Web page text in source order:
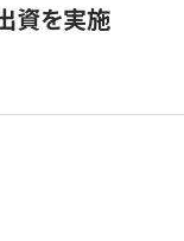
資を実施